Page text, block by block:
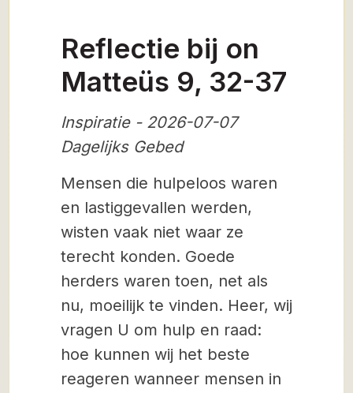
Reflectie bij on
Matteüs 9, 32-37
Inspiratie - 2026-07-07
Dagelijks Gebed
Mensen die hulpeloos waren
en lastiggevallen werden,
wisten vaak niet waar ze
terecht konden. Goede
herders waren toen, net als
nu, moeilijk te vinden. Heer, wij
vragen U om hulp en raad:
hoe kunnen wij het beste
reageren wanneer mensen in